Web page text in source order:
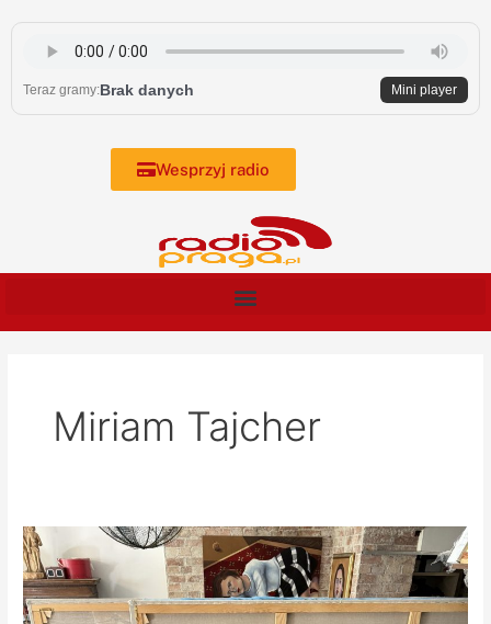
content
Teraz gramy:Brak danych Mini player
Wesprzyj radio
Miriam Tajcher
Miriam
Tajcher
w
audycji